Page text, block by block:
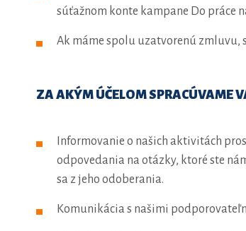
súťažnom konte kampane Do práce
Ak máme spolu uzatvorenú zmluvu,
ZA AKÝM ÚČELOM SPRACÚVAME
Informovanie o našich aktivitách
odpovedania na otázky, ktoré ste
sa z jeho odoberania.
Komunikácia s našimi